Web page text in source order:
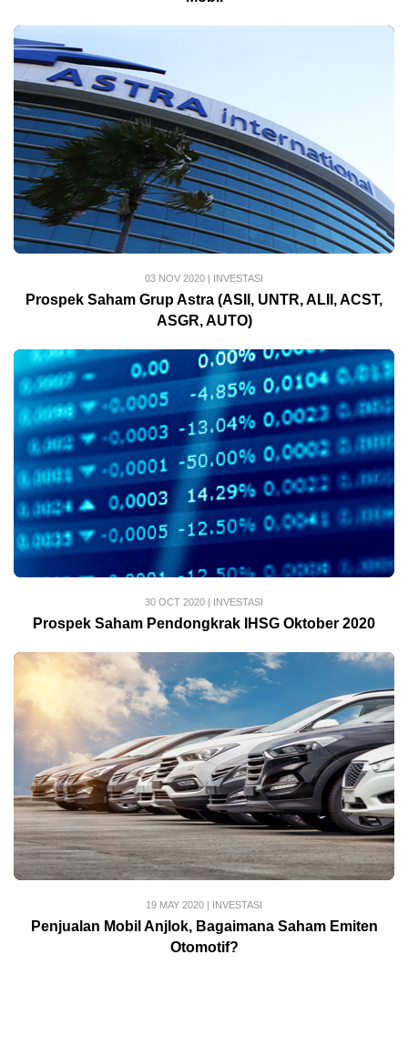
03 NOV 2020 | INVESTASI
Prospek Saham Grup Astra (ASII, UNTR, ALII, ACST,
ASGR, AUTO)
30 OCT 2020 | INVESTASI
Prospek Saham Pendongkrak IHSG Oktober 2020
19 MAY 2020 | INVESTASI
Penjualan Mobil Anjlok, Bagaimana Saham Emiten
Otomotif?